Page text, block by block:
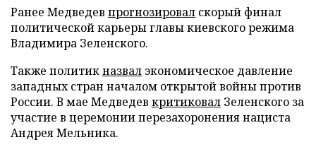
Ранее Медведев прогнозировал скорый финал
политической карьеры главы киевского режима
Владимира Зеленского.
Также политикназвал экономическое давление
западных стран началом открытой войны против
России. В мае Медведев критиковал Зеленского за
участие в церемонии перезахоронения нациста
Андрея Мельника.